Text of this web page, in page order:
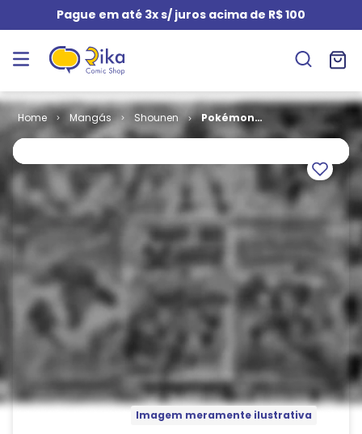
Pague em até 3x s/ juros acima de R$ 100
Mangás Shounen
Pokémon
Club Evolution
Imagem meramente ilustrativa